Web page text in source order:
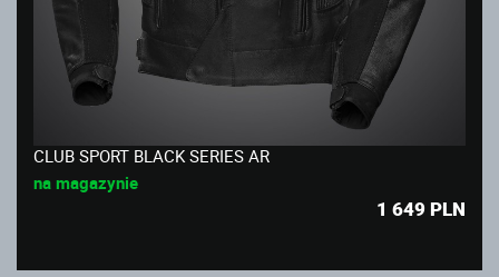
CLUB SPORT BLACK SERIES AR
na magazynie
1 649 PLN